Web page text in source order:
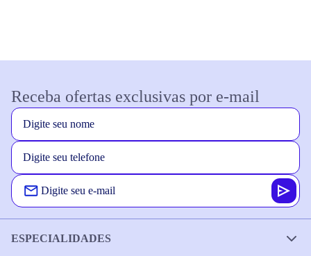
Receba ofertas exclusivas por e-mail
ESPECIALIDADES